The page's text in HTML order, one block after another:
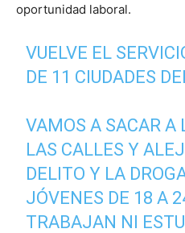
oportunidad laboral.
VUELVE EL
DE 11 CIUDADES
VAMOS A SACAR A
LAS CALLES Y
DELITO Y LA
JÓVENES DE 18 A
TRABAJAN NI